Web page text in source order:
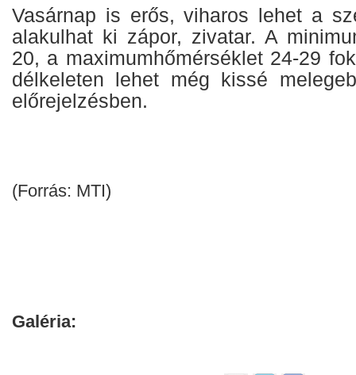
Vasárnap is erős, viharos lehet a
alakulhat ki zápor, zivatar. A
20, a maximumhőmérséklet 24-29
délkeleten lehet még kissé
előrejelzésben.
(Forrás: MTI)
Galéria: